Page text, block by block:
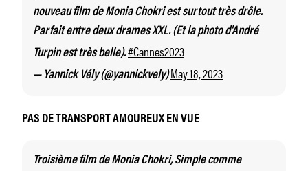
nouveau film de Monia Chokri est surtout très drôle.
Parfait entre deux drames XXL. (Et la photo d'André
Turpin est très belle).#Cannes2023
— Yannick Vély (@yannickvely)May 18, 2023
PAS DE TRANSPORT AMOUREUX EN VUE
Troisième film de Monia Chokri, Simple comme